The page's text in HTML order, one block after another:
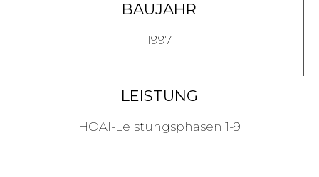
BAUJAHR
1997
LEISTUNG
HOAI-Leistungsphasen 1-9